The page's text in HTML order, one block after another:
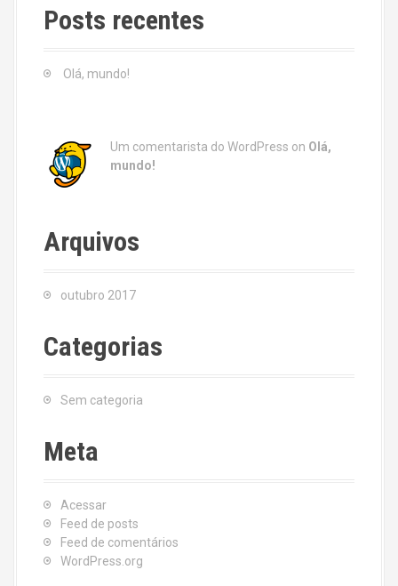
c
h
Posts recentes
Olá, mundo!
Um comentarista do WordPress on Olá,
mundo!
Arquivos
outubro 2017
Categorias
Sem categoria
Meta
Acessar
Feed de posts
Feed de comentários
WordPress.org